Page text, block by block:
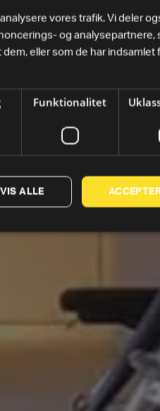
Design
vores trafik. Vi deler
og analysepartnere,
eller som de har indsamlet
Funktionalitet
ALLE